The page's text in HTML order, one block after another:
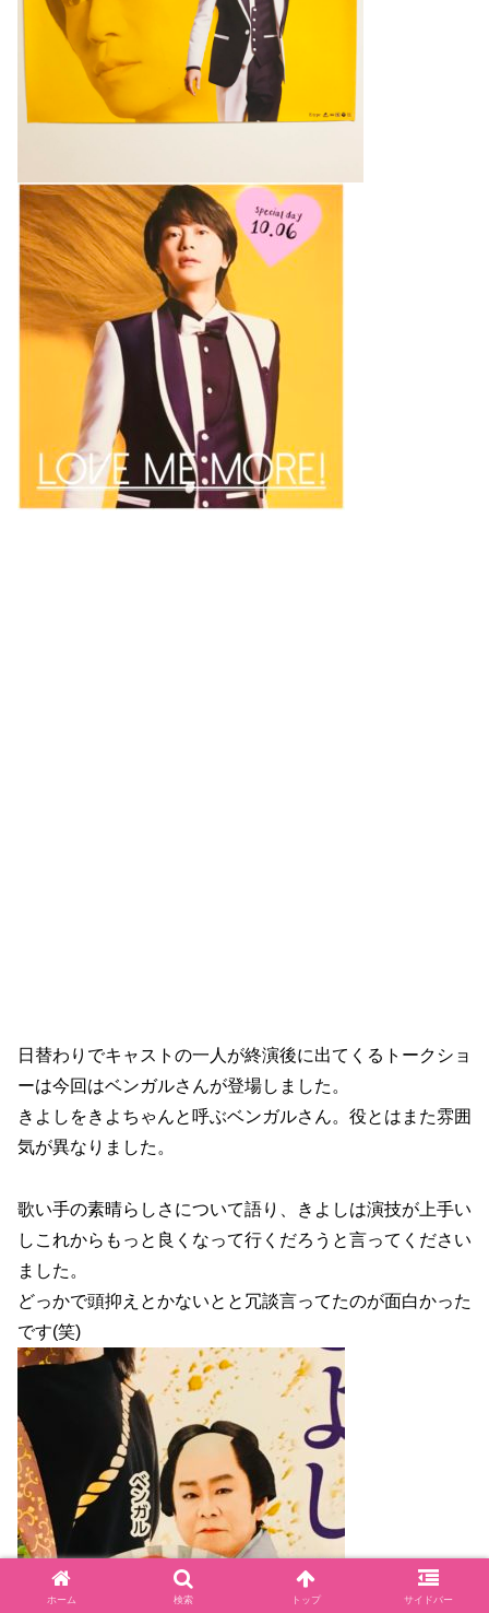
日替わりでキャストの一人が終演後に出てくるトークショ
ーは今回はベンガルさんが登場しました。
きよしをきよちゃんと呼ぶベンガルさん。役とはまた雰囲
気が異なりました。
歌い手の素晴らしさについて語り、きよしは演技が上手い
しこれからもっと良くなって行くだろうと言ってください
ました。
どっかで頭抑えとかないとと冗談言ってたのが面白かった
です(笑)
ホーム 検索 トップ サイドバー